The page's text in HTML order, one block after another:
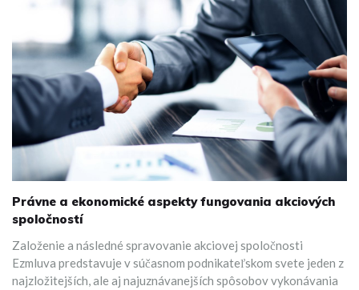
Právne a ekonomické aspekty fungovania akciových
spoločností
Založenie a následné spravovanie akciovej spoločnosti
Ezmluva predstavuje v súčasnom podnikateľskom svete jeden z
najzložitejších, ale aj najuznávanejších spôsobov vykonávania